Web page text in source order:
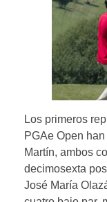
Los primeros
PGAe Open
Martín, ambos
decimosexta
José María